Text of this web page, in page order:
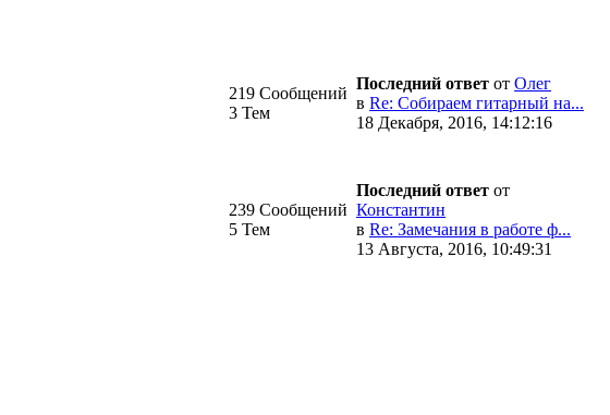
219 Сообщений
3 Тем
Последний ответ от Олег
в Re: Собираем гитарный на...
18 Декабря, 2016, 14:12:16
239 Сообщений
5 Тем
Последний ответ от
Константин
в Re: Замечания в работе ф...
13 Августа, 2016, 10:49:31